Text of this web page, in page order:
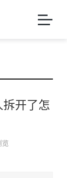
开了怎
览